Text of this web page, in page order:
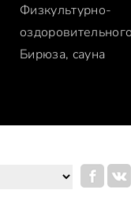
Физкультурно-
Бирюза, сауна